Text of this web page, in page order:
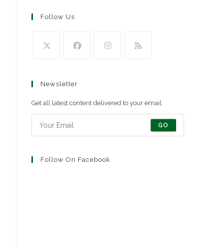
Follow Us
Newsletter
Get all latest content delivered to your email.
GO
Follow On Facebook